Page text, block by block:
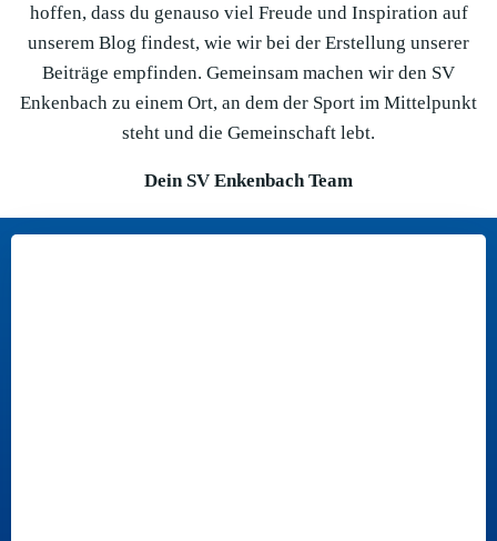
hoffen, dass du genauso viel Freude und Inspiration auf
unserem Blog findest, wie wir bei der Erstellung unserer
Beiträge empfinden. Gemeinsam machen wir den SV
Enkenbach zu einem Ort, an dem der Sport im Mittelpunkt
steht und die Gemeinschaft lebt.
Dein SV Enkenbach Team